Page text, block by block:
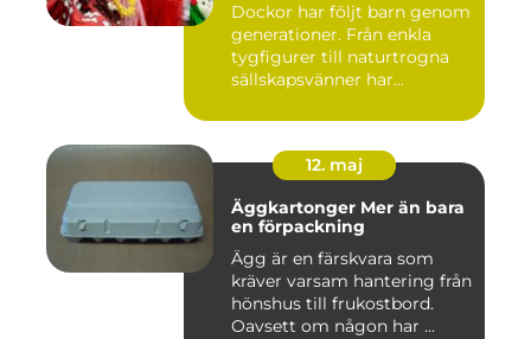
Dockor har följt barn genom
generationer. Från enkla
tygfigurer till naturtrogna
sällskapsvänner har...
12. maj
Äggkartonger Mer än bara
en förpackning
Ägg är en färskvara som
kräver varsam hantering från
hönshus till frukostbord.
Oavsett om någon har ...